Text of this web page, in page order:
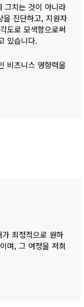
그치는 것이 아니라
을 진단하고, 지원자
도로 모색함으로써
있습니다.
비즈니스 영향력을
최정적으로 원하
며, 그 여정을 저희